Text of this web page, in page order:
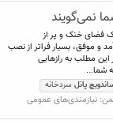
نمی‌گویند
فضای خنک و پر از
و موفق، بسیار فراتر از نصب
مطلب به رازهایی
شما...
پانل سردخانه
نیازمندی‌های عمومی